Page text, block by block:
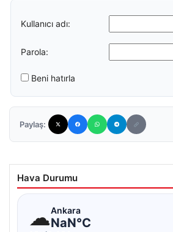
Kullanıcı adı:
Parola:
Beni hatırla
Paylaş:
Hava Durumu
☁Ankara
NaN°C